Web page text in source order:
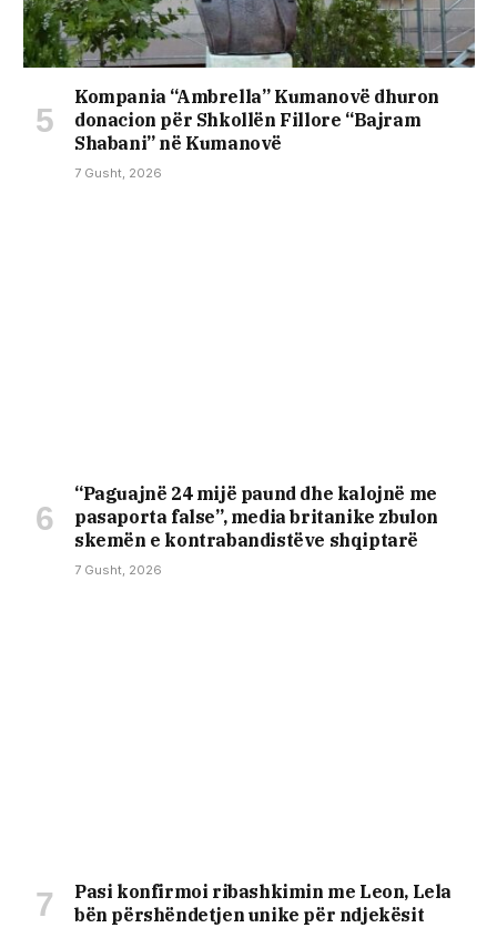
Kompania “Ambrella” Kumanovë dhuron
donacion për Shkollën Fillore “Bajram
Shabani” në Kumanovë
7 Gusht, 2026
“Paguajnë 24 mijë paund dhe kalojnë me
pasaporta false”, media britanike zbulon
skemën e kontrabandistëve shqiptarë
7 Gusht, 2026
Pasi konfirmoi ribashkimin me Leon, Lela
bën përshëndetjen unike për ndjekësit